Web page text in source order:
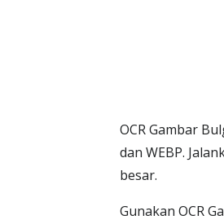
OCR Gambar
dan WEBP.
besar.
Gunakan OCR